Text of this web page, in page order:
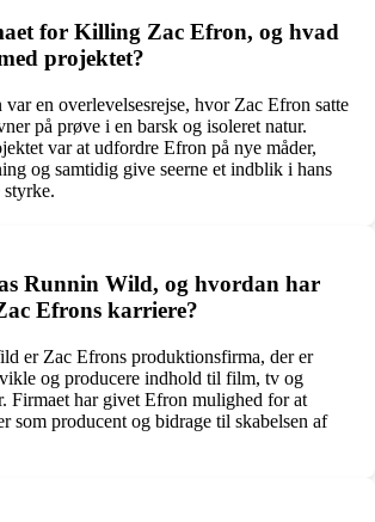
for Killing Zac Efron, og hvad
projektet?
en overlevelsesrejse, hvor Zac Efron satte
på prøve i en barsk og isoleret natur.
var at udfordre Efron på nye måder,
og samtidig give seerne et indblik i hans
Runnin Wild, og hvordan har
Efrons karriere?
er Zac Efrons produktionsfirma, der er
og producere indhold til film, tv og
Firmaet har givet Efron mulighed for at
som producent og bidrage til skabelsen af